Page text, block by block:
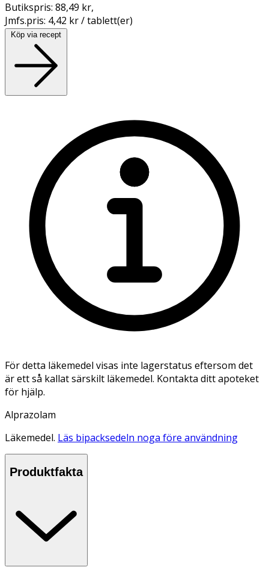
Butikspris: 88,49 kr,
Jmfs.pris: 4,42 kr / tablett(er)
Köp via recept
För detta läkemedel visas inte lagerstatus eftersom det
är ett så kallat särskilt läkemedel. Kontakta ditt apoteket
för hjälp.
Alprazolam
Läkemedel. Läs bipacksedeln noga före användning
Produktfakta